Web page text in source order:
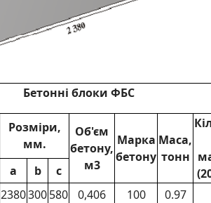
Бетонні блоки ФБС
Розміри,
мм.
Об'єм
бетону,
м3
Марка
бетону
Маса,
тонн
a b
c
2380300580 0,406 100
0.97